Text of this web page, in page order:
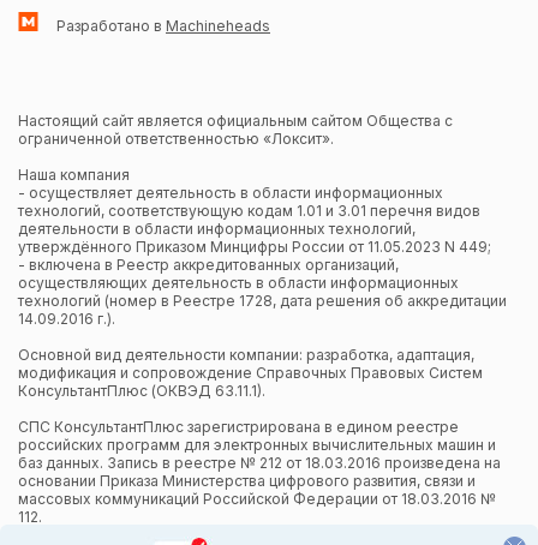
Разработано в Machineheads
Настоящий сайт является официальным сайтом Общества с
ограниченной ответственностью «Локсит».
Наша компания
- осуществляет деятельность в области информационных
технологий, соответствующую кодам 1.01 и 3.01 перечня видов
деятельности в области информационных технологий,
утверждённого Приказом Минцифры России от 11.05.2023 N 449;
- включена в Реестр аккредитованных организаций,
осуществляющих деятельность в области информационных
технологий (номер в Реестре 1728, дата решения об аккредитации
14.09.2016 г.).
Основной вид деятельности компании: разработка, адаптация,
модификация и сопровождение Справочных Правовых Систем
КонсультантПлюс (ОКВЭД 63.11.1).
СПС КонсультантПлюс зарегистрирована в едином реестре
российских программ для электронных вычислительных машин и
баз данных. Запись в реестре № 212 от 18.03.2016 произведена на
основании Приказа Министерства цифрового развития, связи и
массовых коммуникаций Российской Федерации от 18.03.2016 №
112.